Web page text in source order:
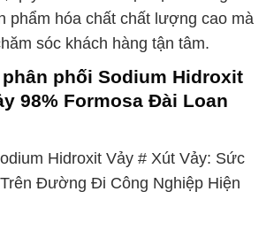
phẩm hóa chất chất lượng cao mà
sóc khách hàng tận tâm.
phối Sodium Hidroxit
98% Formosa Đài Loan
Hidroxit Vảy # Xút Vảy: Sức
Đường Đi Công Nghiệp Hiện